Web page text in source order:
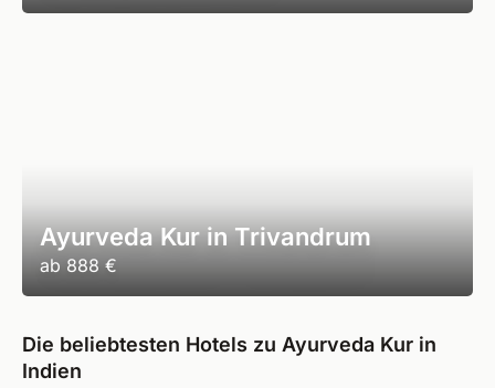
Ayurveda Kur in Trivandrum
ab 888 €
Die beliebtesten Hotels zu Ayurveda Kur in
Indien